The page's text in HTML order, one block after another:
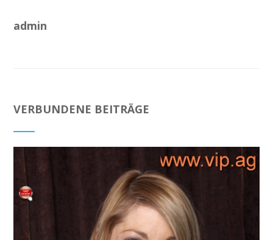
admin
VERBUNDENE BEITRÄGE